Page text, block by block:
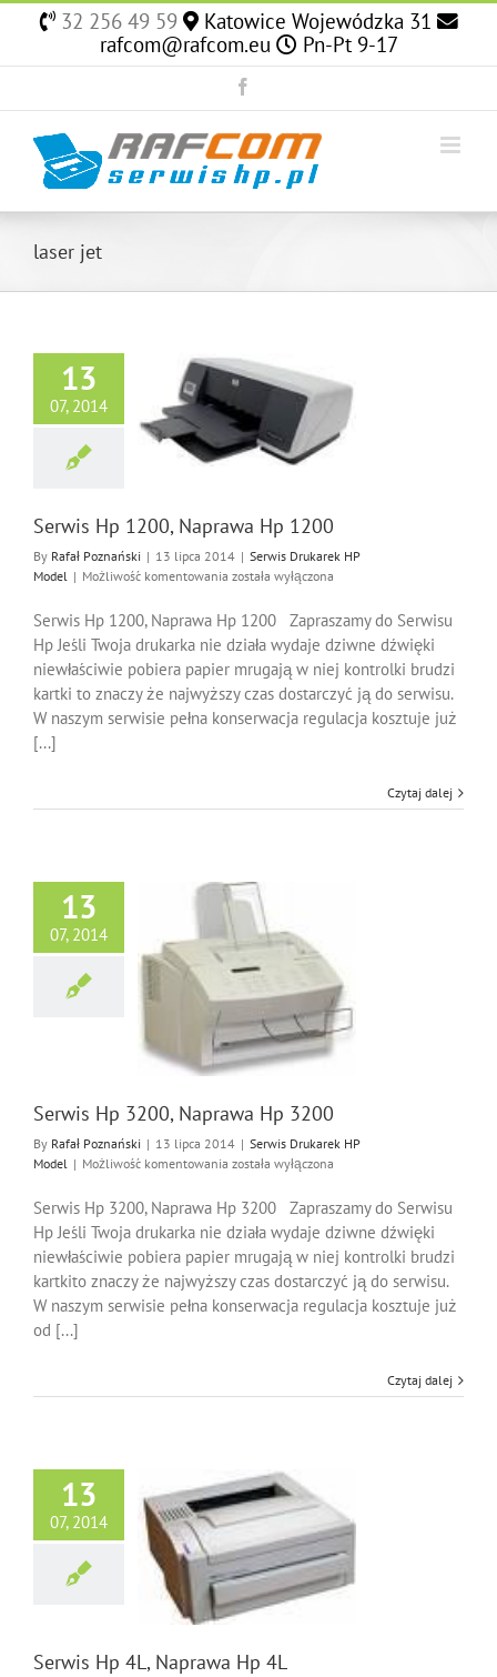
Skip
32 256 49 59
Katowice Wojewódzka 31
rafcom@rafcom.eu
Pn-Pt 9-17
laser jet
13
07, 2014
1200, Naprawa
HP Model
Serwis Hp 1200, Naprawa Hp 1200
By Rafał Poznański | 13 lipca 2014 | Serwis Drukarek HP
Model | Możliwość komentowania Serwis
1200,
Naprawa
Hp
1200
została wyłączona
Serwis Hp 1200, Naprawa Hp 1200 Zapraszamy do Serwisu
Hp Jeśli Twoja drukarka nie działa wydaje dziwne dźwięki
niewłaściwie pobiera papier mrugają w niej kontrolki brudzi
kartki to znaczy że najwyższy czas dostarczyć ją do serwisu.
W naszym serwisie pełna konserwacja regulacja kosztuje już
[...]
Czytaj dalej
13
07, 2014
3200, Naprawa
Serwis Hp 3200, Naprawa Hp 3200
By Rafał Poznański | 13 lipca 2014 | Serwis Drukarek HP
Model | Możliwość komentowania Serwis
3200,
Hp
3200
została wyłączona
Serwis Hp 3200, Naprawa Hp 3200 Zapraszamy do Serwisu
Hp Jeśli Twoja drukarka nie działa wydaje dziwne dźwięki
niewłaściwie pobiera papier mrugają w niej kontrolki brudzi
kartkito znaczy że najwyższy czas dostarczyć ją do serwisu.
W naszym serwisie pełna konserwacja regulacja kosztuje już
od [...]
Czytaj dalej
13
07, 2014
Serwis Hp 4L, Naprawa Hp 4L